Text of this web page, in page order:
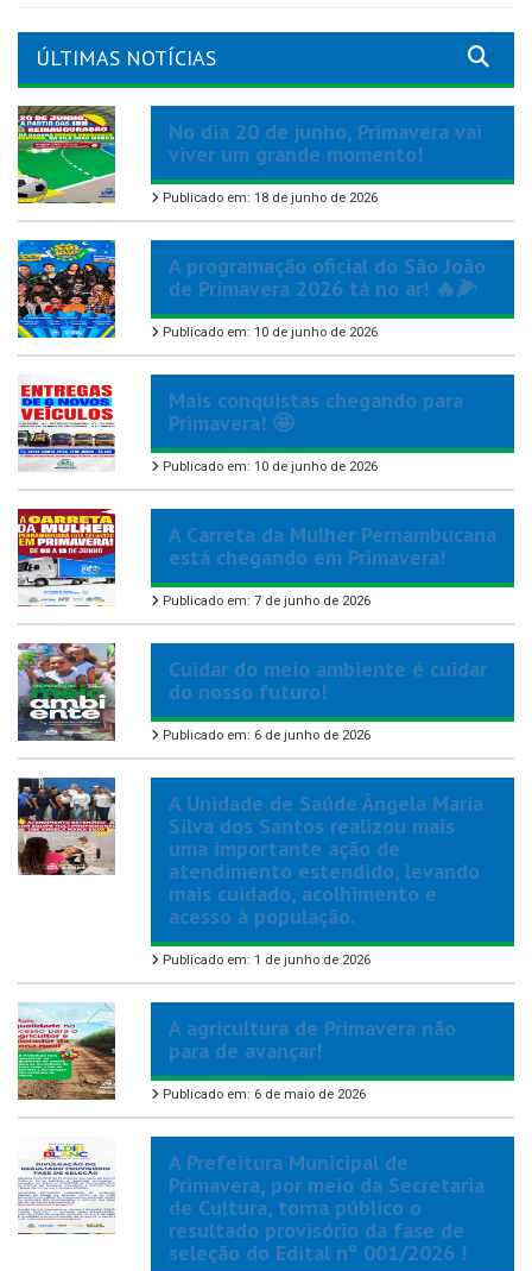
ÚLTIMAS NOTÍCIAS
No dia 20 de junho, Primavera vai
viver um grande momento!
Publicado em: 18 de junho de 2026
A programação oficial do São João
de Primavera 2026 tá no ar! 🔥🌽
Publicado em: 10 de junho de 2026
Mais conquistas chegando para
Primavera! 🤩
Publicado em: 10 de junho de 2026
A Carreta da Mulher Pernambucana
está chegando em Primavera!
Publicado em: 7 de junho de 2026
Cuidar do meio ambiente é cuidar
do nosso futuro!
Publicado em: 6 de junho de 2026
A Unidade de Saúde Ângela Maria
Silva dos Santos realizou mais
uma importante ação de
atendimento estendido, levando
mais cuidado, acolhimento e
acesso à população.
Publicado em: 1 de junho de 2026
A agricultura de Primavera não
para de avançar!
Publicado em: 6 de maio de 2026
A Prefeitura Municipal de
Primavera, por meio da Secretaria
de Cultura, torna público o
resultado provisório da fase de
seleção do Edital nº 001/2026 !